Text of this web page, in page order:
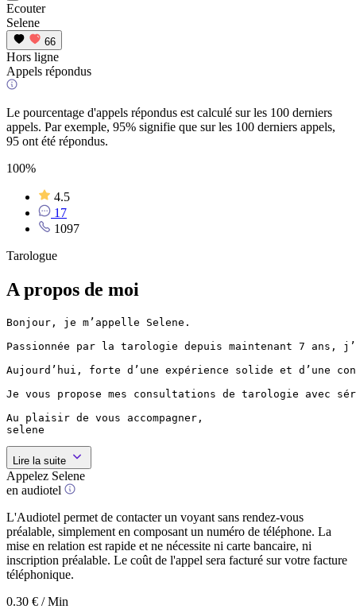
Ecouter
Selene
66
Hors ligne
Appels répondus
Le pourcentage d'appels répondus est calculé sur les 100 derniers
appels. Par exemple, 95% signifie que sur les 100 derniers appels,
95 ont été répondus.
100%
4.5
17
1097
Tarologue
A propos de moi
Bonjour, je m’appelle Selene.
Passionnée par la tarologie depuis maintenant 7 ans,
Aujourd’hui, forte d’une expérience solide et d’une
Je vous propose mes consultations de tarologie avec
Au plaisir de vous accompagner,
selene
Lire la suite
Appelez Selene
en audiotel
L'Audiotel permet de contacter un voyant sans rendez-vous
préalable, simplement en composant un numéro de téléphone. La
mise en relation est rapide et ne nécessite ni carte bancaire, ni
inscription préalable. Le coût de l'appel sera facturé sur votre facture
téléphonique.
0.30 € / Min